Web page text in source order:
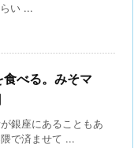
い ...
べる。みそマ
銀座にあることもあ
で済ませて ...